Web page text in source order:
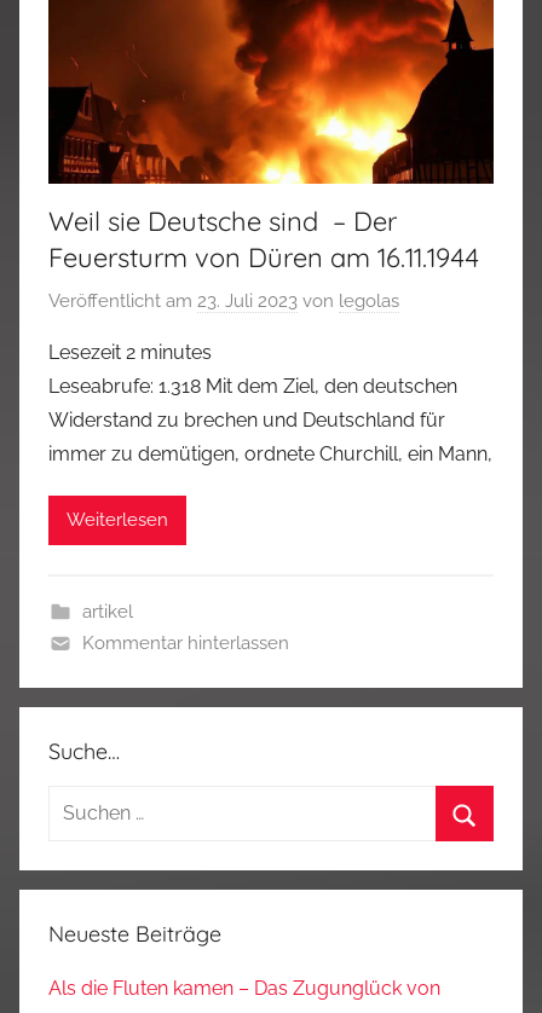
Weil sie Deutsche sind – Der
Feuersturm von Düren am 16.11.1944
Veröffentlicht am 23. Juli 2023 von legolas
Lesezeit 2 minutes
Leseabrufe: 1.318 Mit dem Ziel, den deutschen
Widerstand zu brechen und Deutschland für
immer zu demütigen, ordnete Churchill, ein Mann,
Weiterlesen
artikel
Kommentar hinterlassen
Suche…
Suchen
Neueste Beiträge
Als die Fluten kamen – Das Zugunglück von